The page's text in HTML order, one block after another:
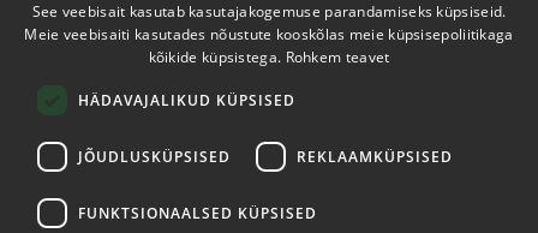
Kauba tarne/Tagastamine
Makse
Ostutingimused
Kontaktid
ESTONIAN
See veebisait kasutab kasutajakogemuse parandamiseks küpsiseid.
Meie veebisaiti kasutades nõustute kooskõlas meie küpsisepoliitikaga
kõikide küpsistega. Rohkem teavet
HÄDAVAJALIKUD KÜPSISED
JÕUDLUSKÜPSISED REKLAAMKÜPSISED
FUNKTSIONAALSED KÜPSISED